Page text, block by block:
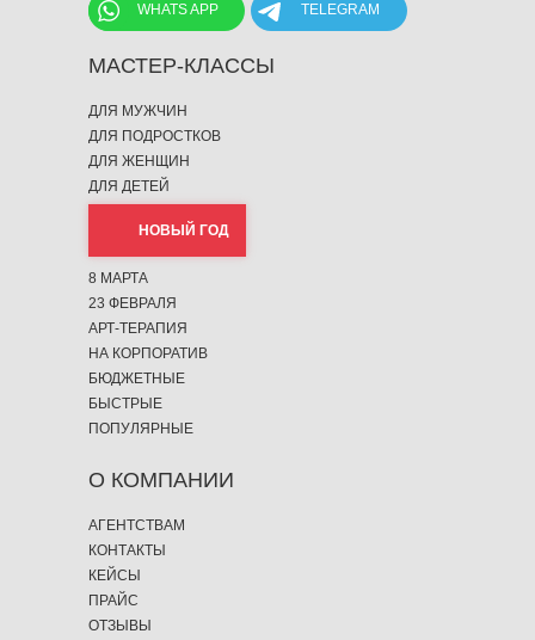
TELEGRAM
МАСТЕР-КЛАССЫ
WHATS APP
О КОМПАНИИ
ДЛЯ МУЖЧИН
ДЛЯ ПОДРОСТКОВ
ДЛЯ ЖЕНЩИН
ДЛЯ ДЕТЕЙ
НОВЫЙ ГОД
8 МАРТА
23 ФЕВРАЛЯ
АРТ-ТЕРАПИЯ
НА КОРПОРАТИВ
БЮДЖЕТНЫЕ
БЫСТРЫЕ
ПОПУЛЯРНЫЕ
АГЕНТСТВАМ
КОНТАКТЫ
КЕЙСЫ
ПРАЙС
ОТЗЫВЫ